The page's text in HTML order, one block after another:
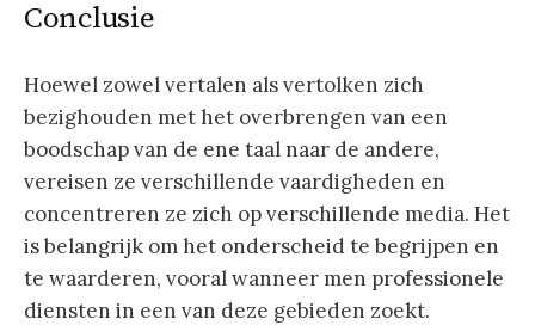
Conclusie
Hoewel zowel vertalen als vertolken zich
bezighouden met het overbrengen van een
boodschap van de ene taal naar de andere,
vereisen ze verschillende vaardigheden en
concentreren ze zich op verschillende media. Het
is belangrijk om het onderscheid te begrijpen en
te waarderen, vooral wanneer men professionele
diensten in een van deze gebieden zoekt.